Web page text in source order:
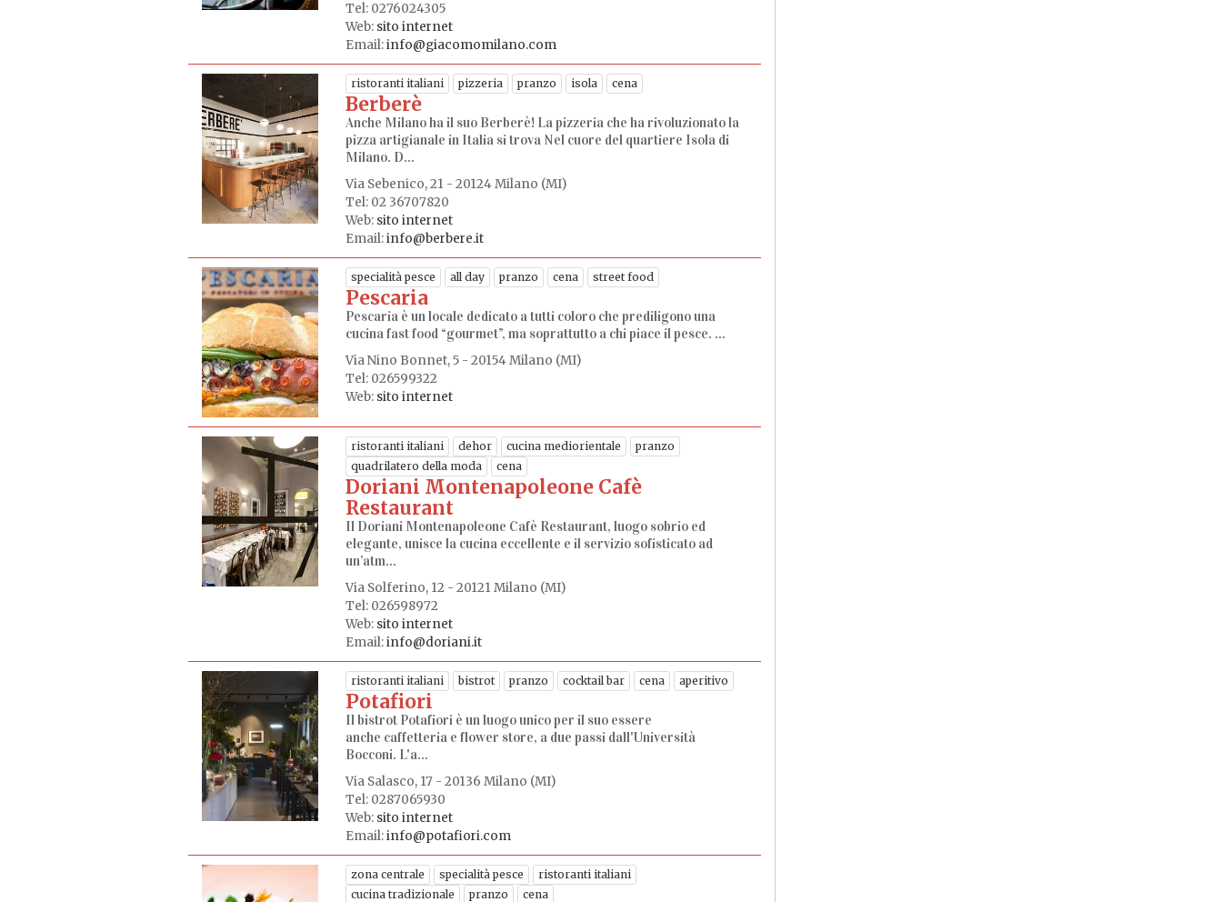
Tel: 0276024305
Web: sito internet
Email:info@giacomomilano.com
ristoranti italiani pizzeria pranzo isola cena
Berberè
Anche Milano ha il suo Berberè! La pizzeria che ha rivoluzionato la
pizza artigianale in Italia si trova Nel cuore del quartiere Isola di
Milano. D...
Via Sebenico, 21 - 20124 Milano (MI)
Tel: 02 36707820
Web: sito internet
Email:info@berbere.it
specialità pesce all day pranzo cena street food
Pescaria
Pescaria è un locale dedicato a tutti coloro che prediligono una
cucina fast food “gourmet”, ma soprattutto a chi piace il pesce. ...
Via Nino Bonnet, 5 - 20154 Milano (MI)
Tel: 026599322
Web: sito internet
ristoranti italiani dehor cucina mediorientale
pranzo
quadrilatero della moda
cena
Doriani Montenapoleone Cafè
Restaurant
Il Doriani Montenapoleone Cafè Restaurant, luogo sobrio ed
elegante, unisce la cucina eccellente e il servizio sofisticato ad
un’atm...
Via Solferino, 12 - 20121 Milano (MI)
Tel: 026598972
Web: sito internet
Email:info@doriani.it
ristoranti italiani bistrot pranzo cocktail bar cena aperitivo
Potafiori
Il bistrot Potafiori è un luogo unico per il suo essere
anche caffetteria e flower store, a due passi dall'Università
Bocconi. L'a...
Via Salasco, 17 - 20136 Milano (MI)
Tel: 0287065930
Web: sito internet
Email:info@potafiori.com
zona centrale specialità pesce
ristoranti italiani
cucina tradizionale
pranzo cena